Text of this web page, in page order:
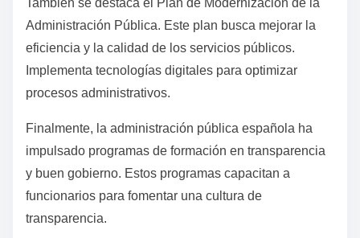
Administración Pública. Este plan busca mejorar la
eficiencia y la calidad de los servicios públicos.
Implementa tecnologías digitales para optimizar
procesos administrativos.
Finalmente, la administración pública española ha
impulsado programas de formación en transparencia
y buen gobierno. Estos programas capacitan a
funcionarios para fomentar una cultura de
transparencia.